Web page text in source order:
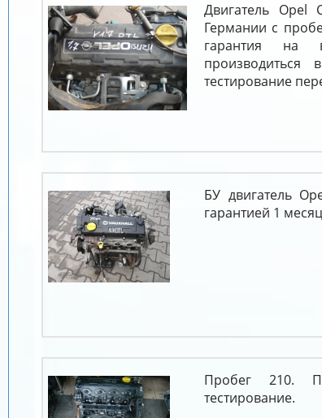
Двигатель
Германии с
гарантия на
производиться
тестирование
БУ двигатель
гарантией 1
Пробег 210.
тестирование.